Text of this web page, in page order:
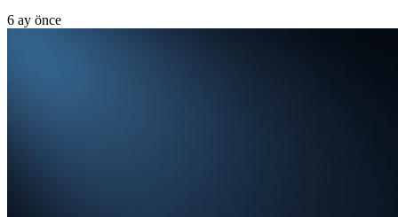
6 ay önce